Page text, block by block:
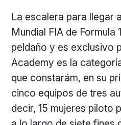
La escalera para llegar
Mundial FIA de Formula
peldaño y es exclusivo
Academy es la
que constarám, en su
cinco equipos de tres
decir, 15 mujeres piloto